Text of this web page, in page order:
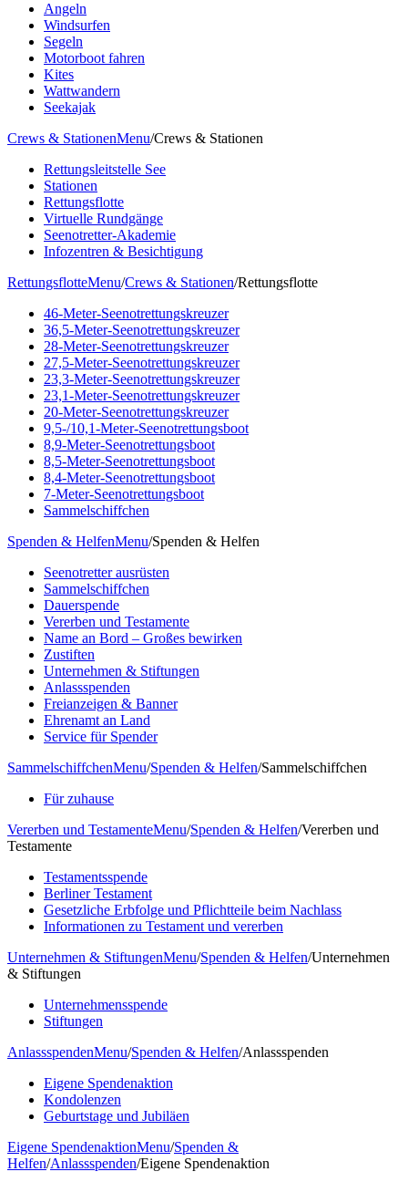
Angeln
Windsurfen
Segeln
Motorboot fahren
Kites
Wattwandern
Seekajak
Crews & StationenMenu/Crews & Stationen
Rettungsleitstelle See
Stationen
Rettungsflotte
Virtuelle Rundgänge
Seenotretter-Akademie
Infozentren & Besichtigung
RettungsflotteMenu/Crews & Stationen/Rettungsflotte
46-Meter-Seenotrettungskreuzer
36,5-Meter-Seenotrettungskreuzer
28-Meter-Seenotrettungskreuzer
27,5-Meter-Seenotrettungskreuzer
23,3-Meter-Seenotrettungskreuzer
23,1-Meter-Seenotrettungskreuzer
20-Meter-Seenotrettungskreuzer
9,5-/10,1-Meter-Seenotrettungsboot
8,9-Meter-Seenotrettungsboot
8,5-Meter-Seenotrettungsboot
8,4-Meter-Seenotrettungsboot
7-Meter-Seenotrettungsboot
Sammelschiffchen
Spenden & HelfenMenu/Spenden & Helfen
Seenotretter ausrüsten
Sammelschiffchen
Dauerspende
Vererben und Testamente
Name an Bord – Großes bewirken
Zustiften
Unternehmen & Stiftungen
Anlassspenden
Freianzeigen & Banner
Ehrenamt an Land
Service für Spender
SammelschiffchenMenu/Spenden & Helfen/Sammelschiffchen
Für zuhause
Vererben und TestamenteMenu/Spenden & Helfen/Vererben und
Testamente
Testamentsspende
Berliner Testament
Gesetzliche Erbfolge und Pflichtteile beim Nachlass
Informationen zu Testament und vererben
Unternehmen & StiftungenMenu/Spenden & Helfen/Unternehmen
& Stiftungen
Unternehmensspende
Stiftungen
AnlassspendenMenu/Spenden & Helfen/Anlassspenden
Eigene Spendenaktion
Kondolenzen
Geburtstage und Jubiläen
Eigene SpendenaktionMenu/Spenden &
Helfen/Anlassspenden/Eigene Spendenaktion